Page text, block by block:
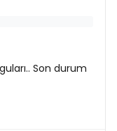
Son durum